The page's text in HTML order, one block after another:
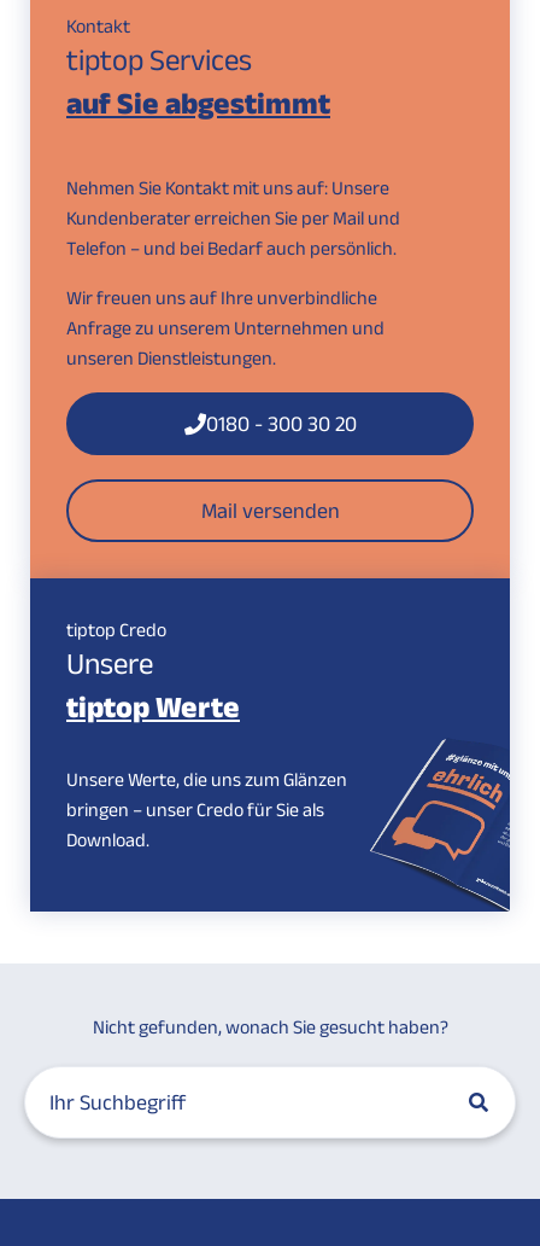
Kontakt
tiptop Services
auf Sie abgestimmt
Nehmen Sie Kontakt mit uns auf: Unsere
Kundenberater erreichen Sie per Mail und
Telefon – und bei Bedarf auch persönlich.
Wir freuen uns auf Ihre unverbindliche
Anfrage zu unserem Unternehmen und
unseren Dienstleistungen.
0180 - 300 30 20
Mail versenden
tiptop Credo
Unsere
tiptop Werte
Unsere Werte, die uns zum Glänzen
bringen – unser Credo für Sie als
Download.
Nicht gefunden, wonach Sie gesucht haben?